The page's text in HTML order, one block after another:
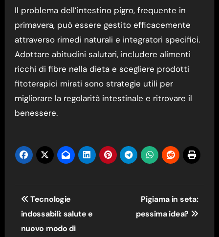
Il problema dell’intestino pigro, frequente in
primavera, può essere gestito efficacemente
attraverso rimedi naturali e integratori specifici.
Adottare abitudini salutari, includere alimenti
ricchi di fibre nella dieta e scegliere prodotti
fitoterapici mirati sono strategie utili per
migliorare la regolarità intestinale e ritrovare il
benessere.
Navigazione
articoli
Tecnologie
indossabili: salute e
nuovo modo di
Pigiama in seta:
pessima idea?